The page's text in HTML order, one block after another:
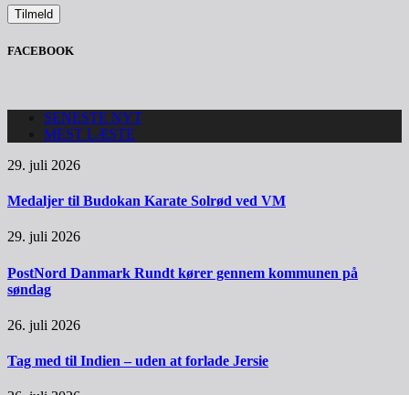
FACEBOOK
SENESTE NYT
MEST LÆSTE
29. juli 2026
Medaljer til Budokan Karate Solrød ved VM
29. juli 2026
PostNord Danmark Rundt kører gennem kommunen på
søndag
26. juli 2026
Tag med til Indien – uden at forlade Jersie